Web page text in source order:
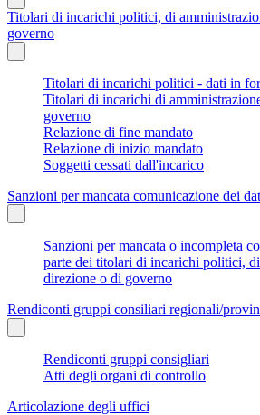
Titolari di incarichi politici, di
governo
Titolari di incarichi politici - dati in
Titolari di incarichi di
governo
Relazione di fine mandato
Relazione di inizio mandato
Soggetti cessati dall'incarico
Sanzioni per mancata comunicazione dei
Sanzioni per mancata o incompleta
parte dei titolari di incarichi politici,
direzione o di governo
Rendiconti gruppi consiliari regionali/
Rendiconti gruppi consigliari
Atti degli organi di controllo
Articolazione degli uffici